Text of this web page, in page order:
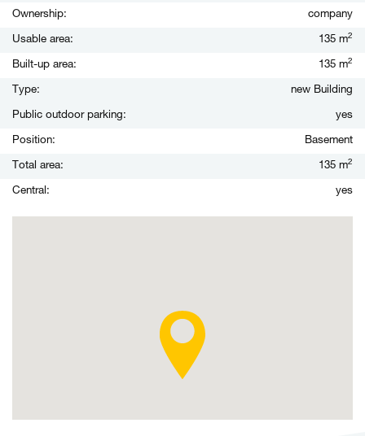
Ownership: company
Usable area: 135 m2
Built-up area: 135 m2
Type: new Building
Public outdoor parking: yes
Position: Basement
Total area: 135 m2
Central: yes